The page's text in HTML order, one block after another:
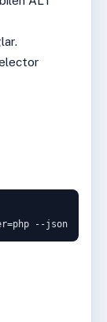
--json